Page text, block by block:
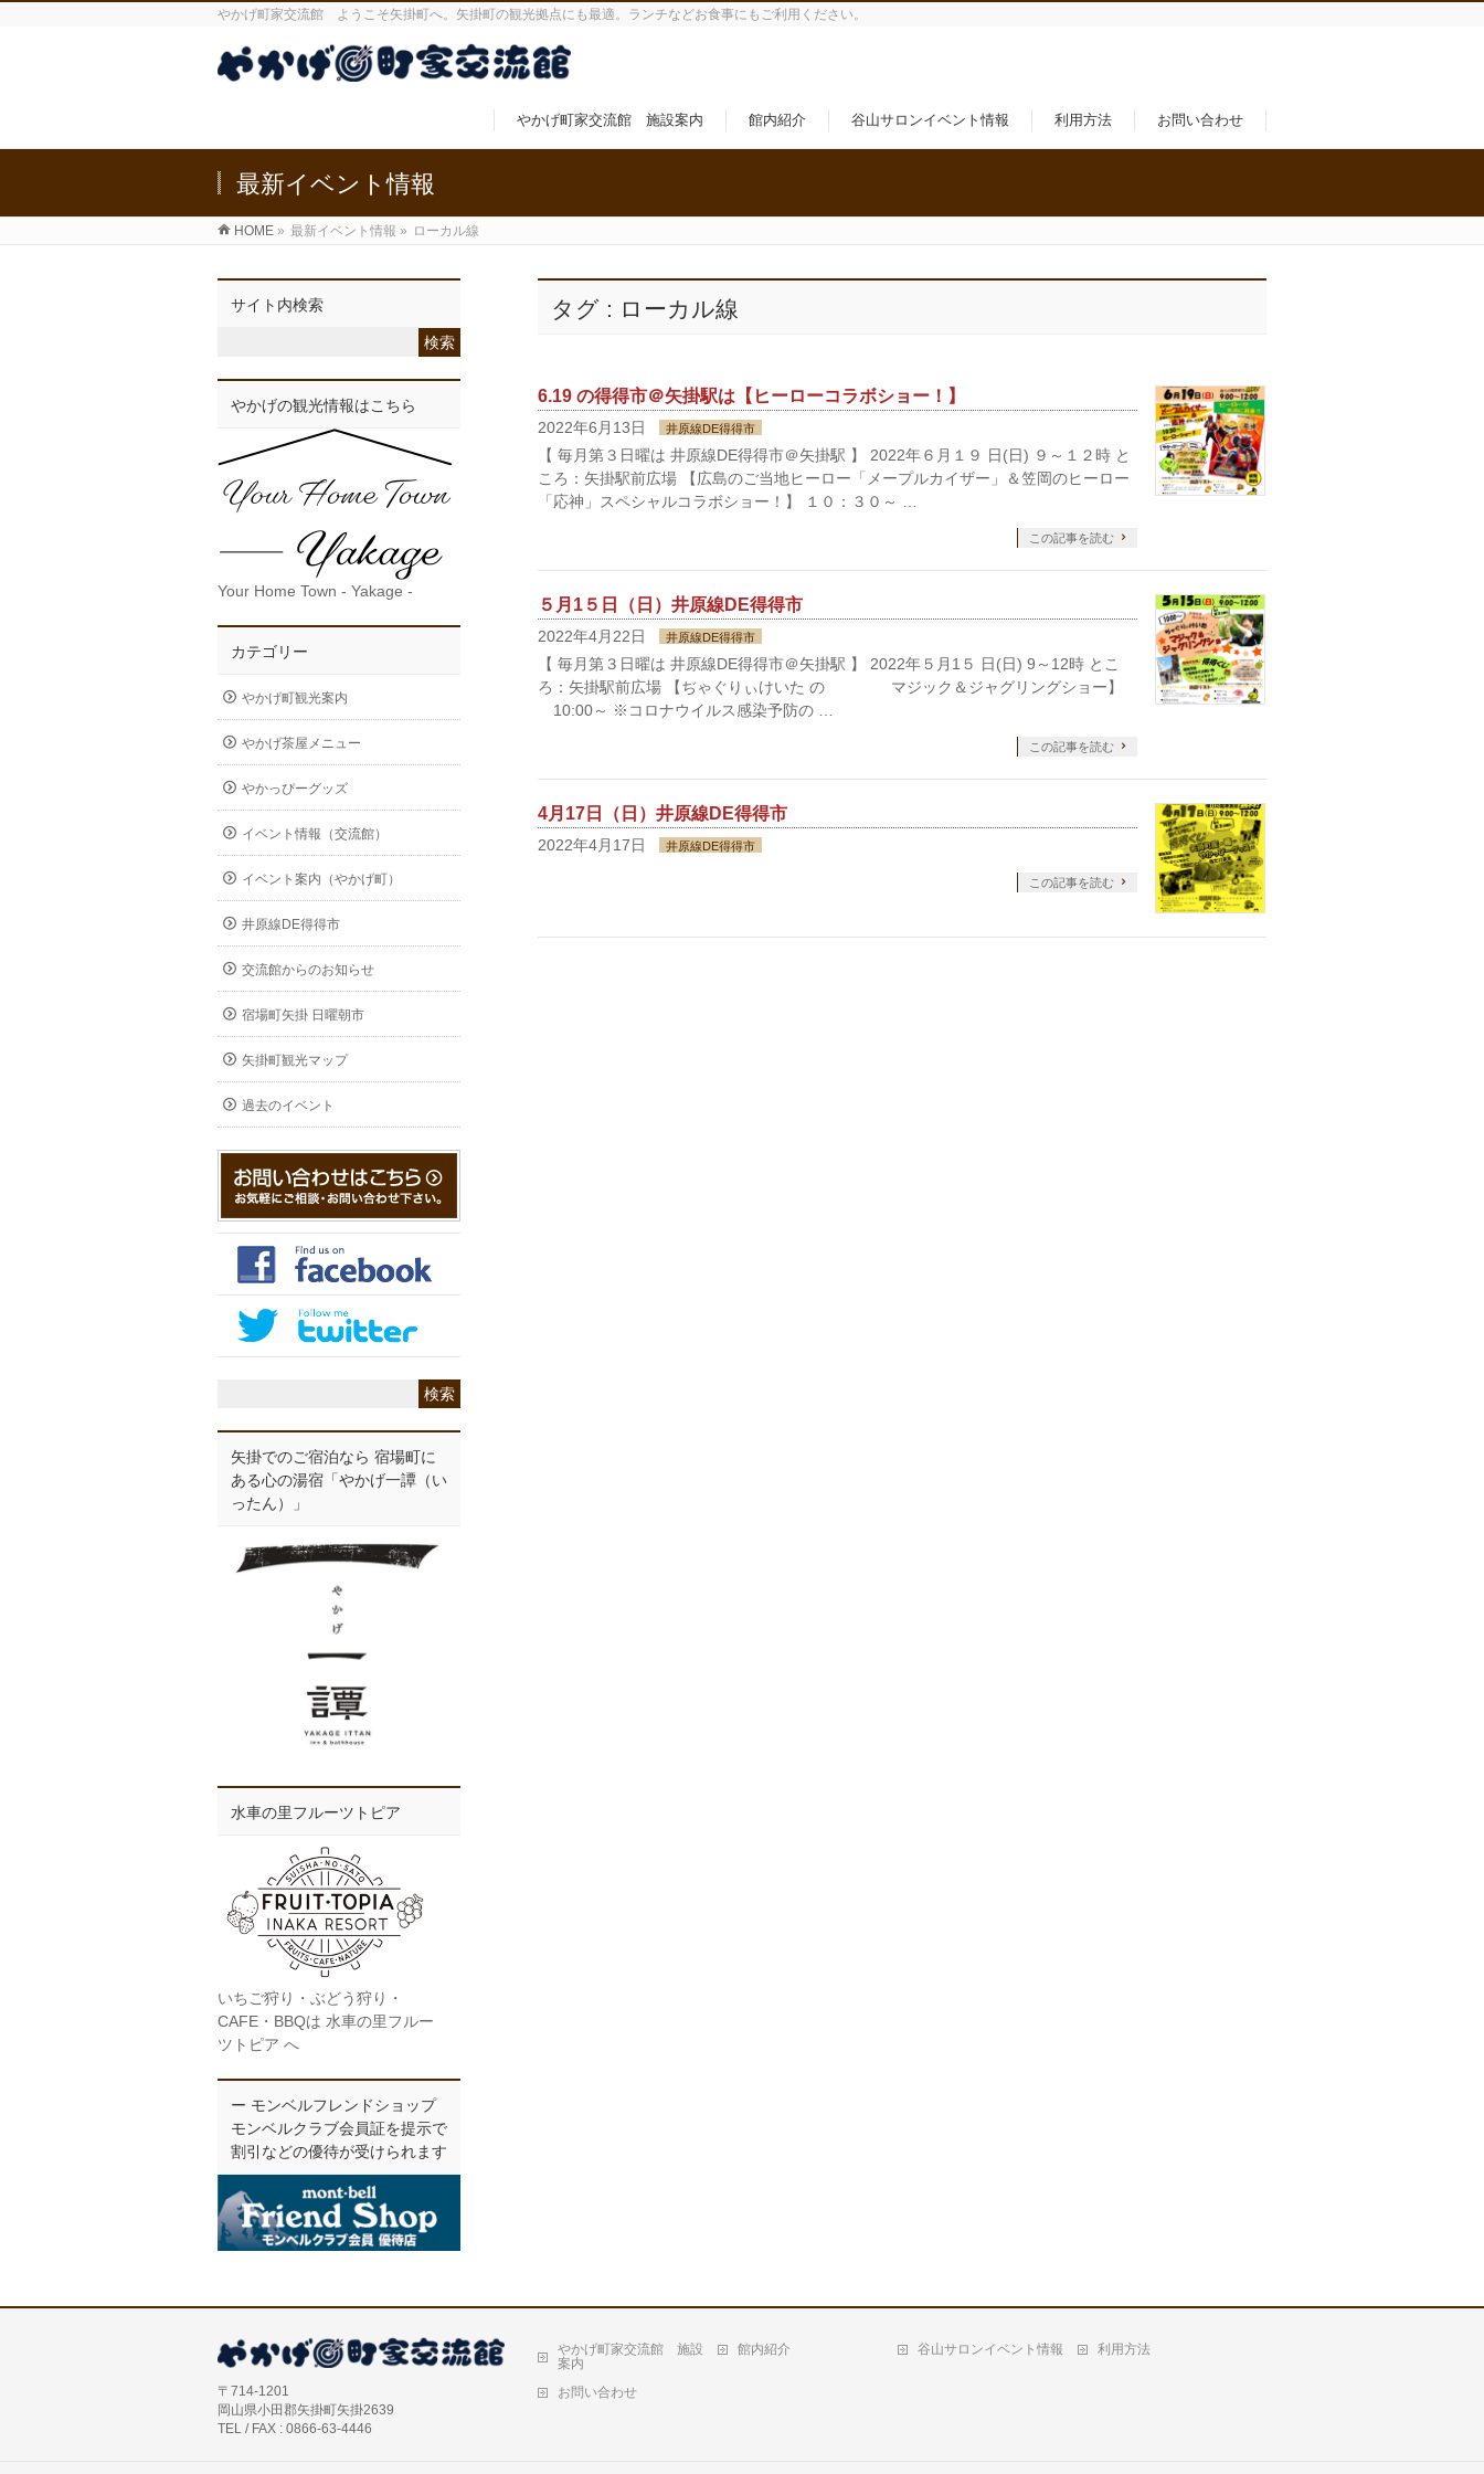
やかげ町家交流館 ようこそ矢掛町へ。矢掛町の観光拠点にも最適。ランチなどお食事にもご利用ください。
やかげ町家交流館 施設案内 館内紹介 谷山サロンイベント情報 利用方法 お問い合わせ
最新イベント情報
HOME » 最新イベント情報 » ローカル線
タグ : ローカル線
6.19 の得得市＠矢掛駅は【ヒーローコラボショー！】
2022年6月13日 井原線DE得得市
【 毎月第３日曜は 井原線DE得得市＠矢掛駅 】 2022年６月１９ 日(日) ９～１２時 と
ころ：矢掛駅前広場 【広島のご当地ヒーロー「メープルカイザー」＆笠岡のヒーロー
「応神」スペシャルコラボショー！】 １０：３０～ …
この記事を読む
５月1５日（日）井原線DE得得市
2022年4月22日 井原線DE得得市
【 毎月第３日曜は 井原線DE得得市＠矢掛駅 】 2022年５月1５ 日(日) 9～12時 とこ
ろ：矢掛駅前広場 【ぢゃぐりぃけいた の マジック＆ジャグリングショー】
10:00～ ※コロナウイルス感染予防の …
この記事を読む
4月17日（日）井原線DE得得市
2022年4月17日 井原線DE得得市
この記事を読む
サイト内検索
やかげの観光情報はこちら
Your Home Town - Yakage -
カテゴリー
やかげ町観光案内
やかげ茶屋メニュー
やかっぴーグッズ
イベント情報（交流館）
イベント案内（やかげ町）
井原線DE得得市
交流館からのお知らせ
宿場町矢掛 日曜朝市
矢掛町観光マップ
過去のイベント
矢掛でのご宿泊なら 宿場町に
ある心の湯宿「やかげ一譚（い
ったん）」
水車の里フルーツトピア
いちご狩り・ぶどう狩り・
CAFE・BBQは 水車の里フルー
ツトピア へ
ー モンベルフレンドショップ
モンベルクラブ会員証を提示で
割引などの優待が受けられます
〒714-1201
岡山県小田郡矢掛町矢掛2639
TEL / FAX : 0866-63-4446
やかげ町家交流館 施設
案内
館内紹介 谷山サロンイベント情報 利用方法
お問い合わせ